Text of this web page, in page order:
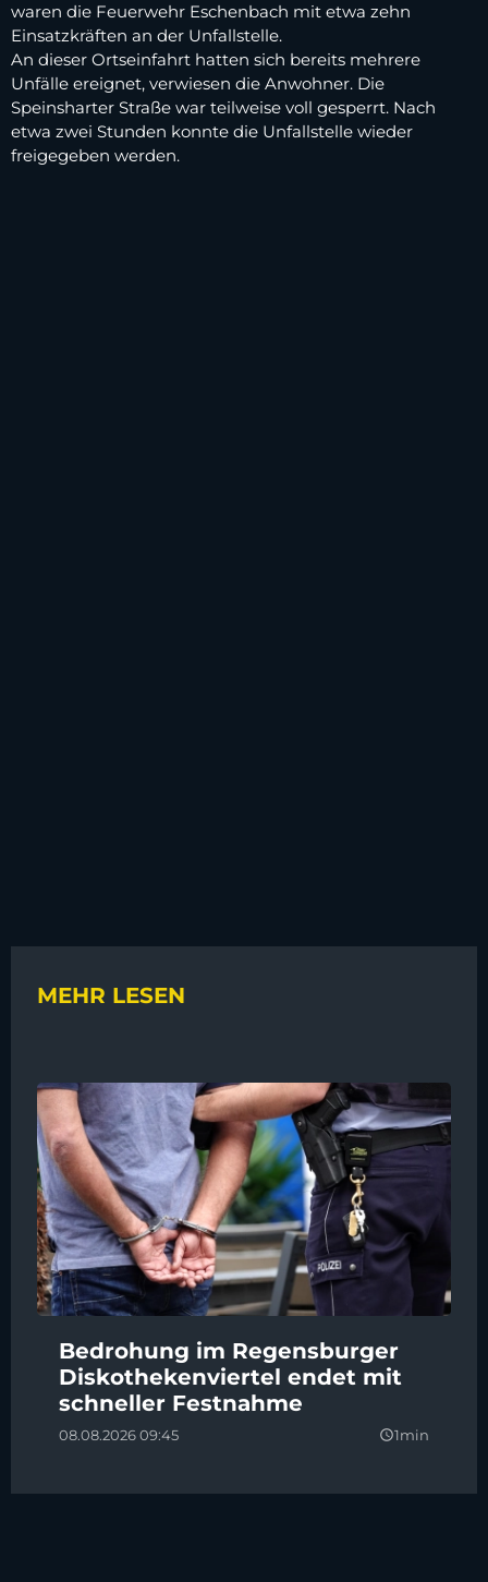
waren die Feuerwehr Eschenbach mit etwa zehn
Einsatzkräften an der Unfallstelle.
An dieser Ortseinfahrt hatten sich bereits mehrere
Unfälle ereignet, verwiesen die Anwohner. Die
Speinsharter Straße war teilweise voll gesperrt. Nach
etwa zwei Stunden konnte die Unfallstelle wieder
freigegeben werden.
MEHR LESEN
Bedrohung im Regensburger
Diskothekenviertel endet mit
schneller Festnahme
08.08.2026 09:45 query_builder1min